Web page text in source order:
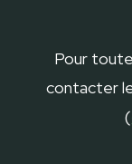
Pour
contacter
(